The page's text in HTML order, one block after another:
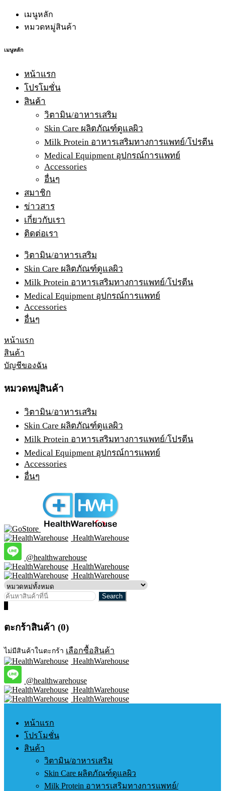
เมนูหลัก
หมวดหมู่สินค้า
เมนูหลัก
หน้าแรก
โปรโมชั่น
สินค้า
วิตามิน/อาหารเสริม
Skin Care ผลิตภัณฑ์ดูแลผิว
Milk Protein อาหารเสริมทางการแพทย์/โปรตีน
Medical Equipment อุปกรณ์การแพทย์
Accessories
อื่นๆ
สมาชิก
ข่าวสาร
เกี่ยวกับเรา
ติดต่อเรา
วิตามิน/อาหารเสริม
Skin Care ผลิตภัณฑ์ดูแลผิว
Milk Protein อาหารเสริมทางการแพทย์/โปรตีน
Medical Equipment อุปกรณ์การแพทย์
Accessories
อื่นๆ
หน้าแรก
สินค้า
บัญชีของฉัน
หมวดหมู่สินค้า
วิตามิน/อาหารเสริม
Skin Care ผลิตภัณฑ์ดูแลผิว
Milk Protein อาหารเสริมทางการแพทย์/โปรตีน
Medical Equipment อุปกรณ์การแพทย์
Accessories
อื่นๆ
HealthWarehouse
@healthwarehouse
HealthWarehouse
HealthWarehouse
ตะกร้าสินค้า (0)
ไม่มีสินค้าในตะกร้า เลือกซื้อสินค้า
HealthWarehouse
@healthwarehouse
HealthWarehouse
HealthWarehouse
หน้าแรก
โปรโมชั่น
สินค้า
วิตามิน/อาหารเสริม
Skin Care ผลิตภัณฑ์ดูแลผิว
Milk Protein อาหารเสริมทางการแพทย์/